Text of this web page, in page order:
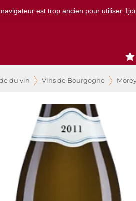
est trop ancien pour utiliser
du vin Vins de Bourgogne